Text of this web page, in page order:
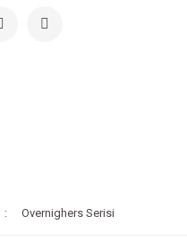
Overnighers Serisi